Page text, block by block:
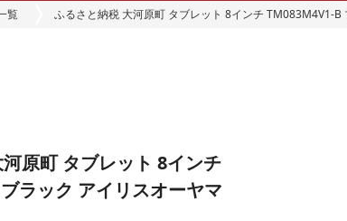
覧
ふるさと納税 大河原町 タブレット 8インチ TM083M4V1-B
原町 タブレット 8インチ
ラック アイリスオーヤマ